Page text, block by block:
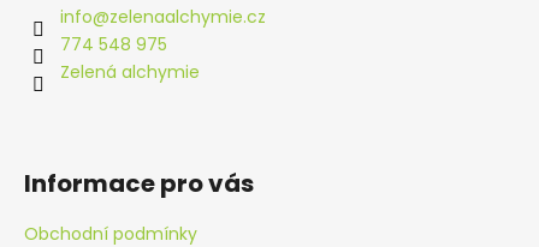
info@zelenaalchymie.cz
774 548 975
Zelená alchymie
Informace pro vás
Obchodní podmínky